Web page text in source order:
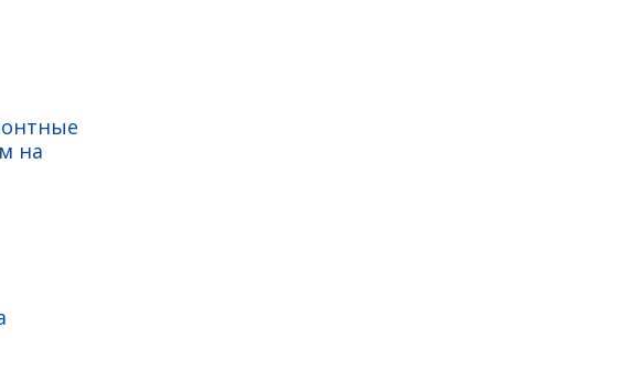
на